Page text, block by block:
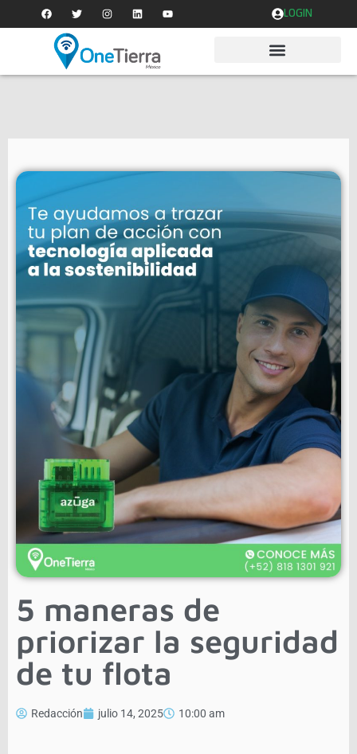
LOGIN
5 maneras de
priorizar la seguridad
de tu flota
Redacción julio 14, 2025 10:00 am